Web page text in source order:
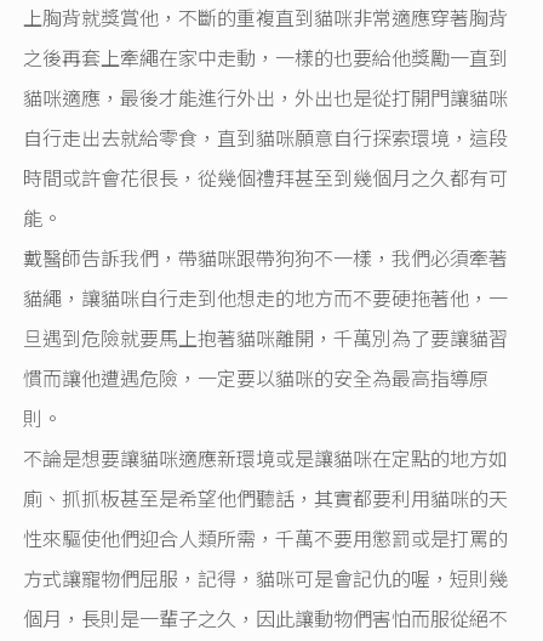
上胸背就獎賞他，不斷的重複直到貓咪非常適應穿著胸背
之後再套上牽繩在家中走動，一樣的也要給他獎勵一直到
貓咪適應，最後才能進行外出，外出也是從打開門讓貓咪
自行走出去就給零食，直到貓咪願意自行探索環境，這段
時間或許會花很長，從幾個禮拜甚至到幾個月之久都有可
能。
戴醫師告訴我們，帶貓咪跟帶狗狗不一樣，我們必須牽著
貓繩，讓貓咪自行走到他想走的地方而不要硬拖著他，一
旦遇到危險就要馬上抱著貓咪離開，千萬別為了要讓貓習
慣而讓他遭遇危險，一定要以貓咪的安全為最高指導原
則。
不論是想要讓貓咪適應新環境或是讓貓咪在定點的地方如
廁、抓抓板甚至是希望他們聽話，其實都要利用貓咪的天
性來驅使他們迎合人類所需，千萬不要用懲罰或是打罵的
方式讓寵物們屈服，記得，貓咪可是會記仇的喔，短則幾
個月，長則是一輩子之久，因此讓動物們害怕而服從絕不